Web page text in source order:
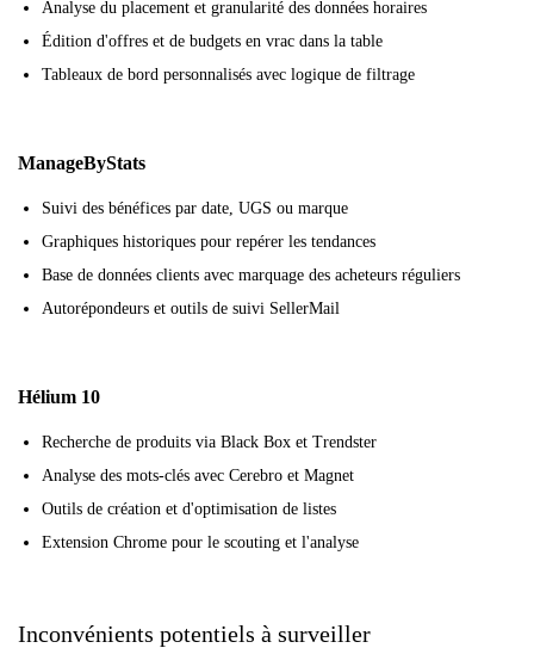
Analyse du placement et granularité des données horaires
Édition d'offres et de budgets en vrac dans la table
Tableaux de bord personnalisés avec logique de filtrage
ManageByStats
Suivi des bénéfices par date, UGS ou marque
Graphiques historiques pour repérer les tendances
Base de données clients avec marquage des acheteurs réguliers
Autorépondeurs et outils de suivi SellerMail
Hélium 10
Recherche de produits via Black Box et Trendster
Analyse des mots-clés avec Cerebro et Magnet
Outils de création et d'optimisation de listes
Extension Chrome pour le scouting et l'analyse
Inconvénients potentiels à surveiller